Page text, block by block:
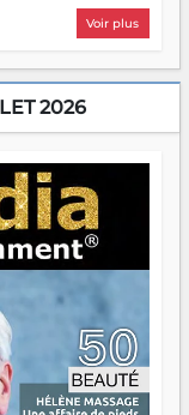
risquer — souvent
avec cette
nouvelles sont
de décrocher le
Elia rafle le Prix
oui, on pourrait
satisfait. Mais ce
La fougue, ça
flamme sans
consumer. C'est
pour reprendre le
récifs. Les jeunes
on dit. Ce
une question
aussi vos échecs.
mieux que
la barque avance.
Voir plus
2026